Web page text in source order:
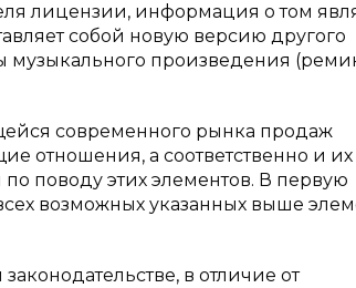
лицензии, информация о том
собой новую версию другого
произведения
современного рынка продаж
отношения, а соответственно и их
поводу этих элементов. В первую
возможных указанных выше
в отличие от